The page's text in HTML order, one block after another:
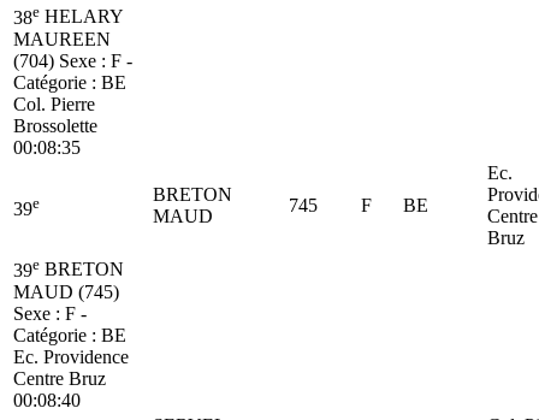
38e HELARY
MAUREEN
(704) Sexe : F -
Catégorie : BE
Col. Pierre
Brossolette
00:08:35
39e
BRETON
MAUD
745 F BE
Ec.
Centre
Bruz
39e BRETON
MAUD (745)
Sexe : F -
Catégorie : BE
Ec. Providence
Centre Bruz
00:08:40